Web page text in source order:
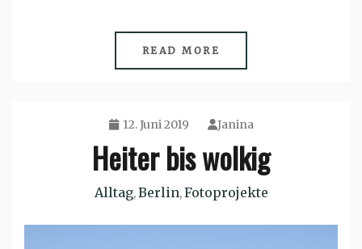
READ MORE
12. Juni 2019 Janina
Heiter bis wolkig
Alltag,Berlin,Fotoprojekte